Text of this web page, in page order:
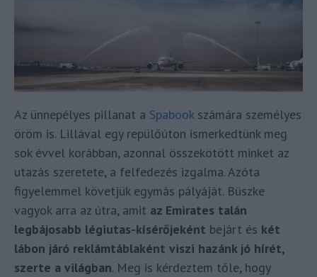
Az ünnepélyes pillanat a Spabookszámára személyes
öröm is. Lillával egy repülőúton ismerkedtünk meg
sok évvel korábban, azonnal összekötött minket az
utazás szeretete, a felfedezés izgalma. Azóta
figyelemmel követjük egymás pályáját. Büszke
vagyok arra az útra, amit az Emirates talán
legbájosabb légiutas-kísérőjeként bejárt és két
lábon járó reklámtáblaként viszi hazánk jó hírét,
szerte a világban. Meg is kérdeztem tőle, hogy